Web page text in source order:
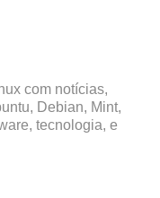
com notícias,
Debian, Mint,
tecnologia, e